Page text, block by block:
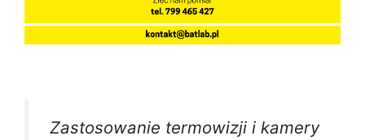
Zastosowanie termowizji i kamery